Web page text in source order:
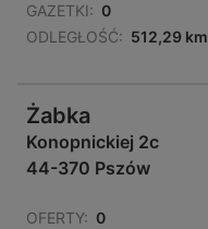
GAZETKI: 0
ODLEGŁOŚĆ: 512,29 km
Żabka
Konopnickiej 2c
44-370 Pszów
OFERTY: 0